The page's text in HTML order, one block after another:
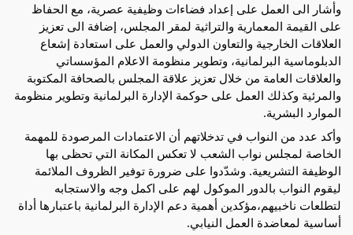
وأشار الى العمل على إعداد فضاءات وظيفية عصرية، مع الحفاظ
على القيمة المعمارية والتراثية لمقر المجلس، إضافة الى تعزيز
العلاقات الخارجية والتعاون الدولي والعمل على استعادة إشعاع
الدبلوماسية البرلمانية، وتطوير منظومة الاعلام المؤسساتي
والعلاقات العامة من خلال تعزيز علاقة المجلس بالصحافة المكتوبة
والمرئية وكذلك العمل على حوكمة الإدارة البرلمانية وتطوير منظومة
الموارد البشرية.
وأكد عدد من النواب في تدخلاتهم أن الاعتمادات المرصودة للمهمة
الخاصة لمجلس نواب الشعب لا تعكس المكانة التي تحظى بها
الوظيفة التشريعية. وشدّدوا على ضرورة توفير الظروف الملائمة
ليقوم النواب بالدور الموكول لهم على اكمل وجه والاستجابه
لتطلعات ناخبيهم،مؤكدين أهمية دعم الإدارة البرلمانية باعتبارها أداة
أساسية لمعاضدة العمل النيابي.